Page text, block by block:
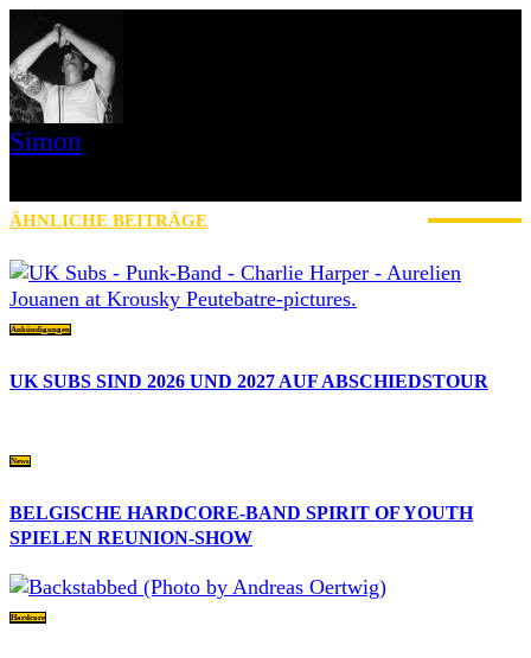
Simon
ÄHNLICHE BEITRÄGE
Ankündigungen
UK SUBS SIND 2026 UND 2027 AUF ABSCHIEDSTOUR
News
BELGISCHE HARDCORE-BAND SPIRIT OF YOUTH
SPIELEN REUNION-SHOW
Hardcore